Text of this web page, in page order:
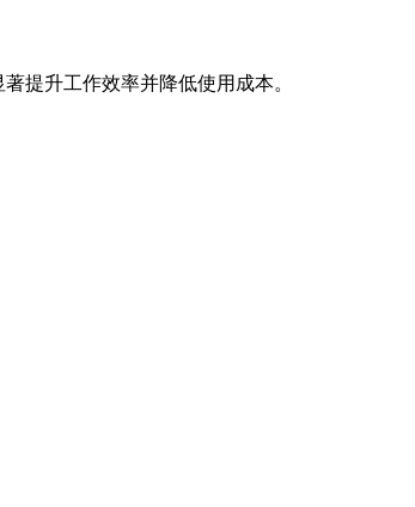
提升工作效率并降低使用成本。